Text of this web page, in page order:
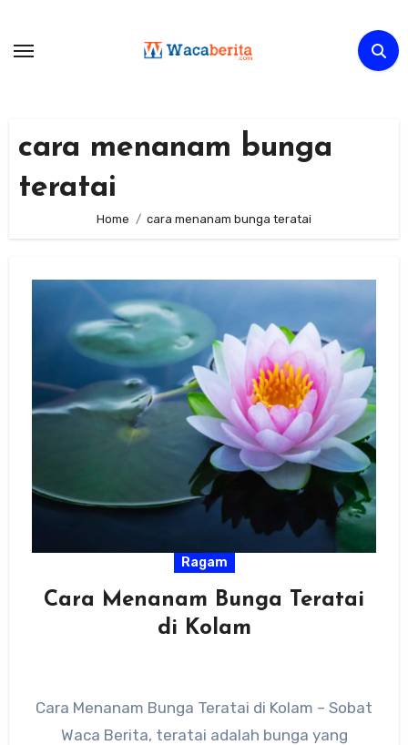
content
cara menanam bunga
teratai
Home cara menanam bunga teratai
Ragam
Cara Menanam Bunga Teratai
di Kolam
Cara Menanam Bunga Teratai di Kolam – Sobat
Waca Berita, teratai adalah bunga yang